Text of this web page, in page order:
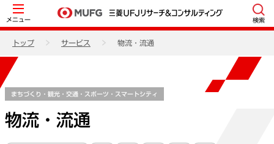
メニュー 検索
トップ サービス 物流・流通
まちづくり・観光・交通・スポーツ・スマートシティ
物流・流通